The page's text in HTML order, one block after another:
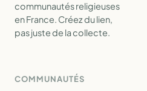
communautés religieuses
en France. Créez du lien,
pas juste de la collecte.
COMMUNAUTÉS